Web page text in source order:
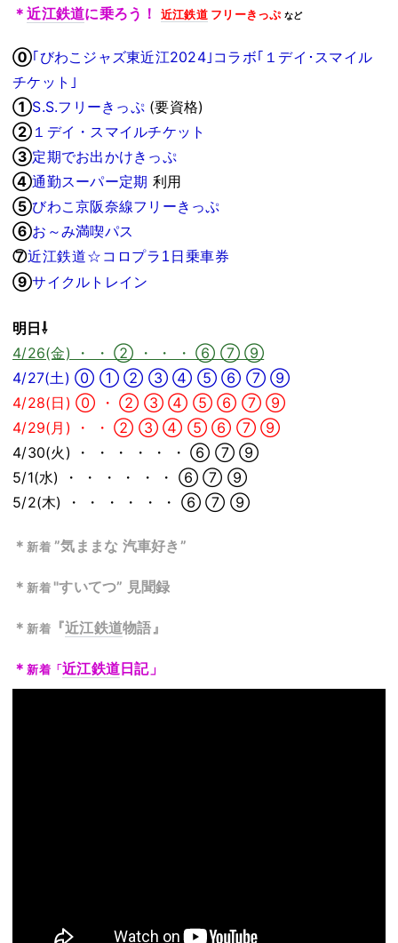
＊近江鉄道に乗ろう！ 近江鉄道 フリーきっぷ など
⓪｢びわこジャズ東近江2024｣コラボ｢１デイ･スマイル
チケット｣
①S.S.フリーきっぷ (要資格)
② １デイ・スマイルチケット
③定期でお出かけきっぷ
④通勤スーパー定期 利用
⑤びわこ京阪奈線フリーきっぷ
⑥お～み満喫パス
⑦近江鉄道☆コロプラ1日乗車券
⑨サイクルトレイン
明日⇩
4/26(金) ・ ・ ② ・ ・ ・ ⑥ ⑦ ⑨
4/27(土) ⓪ ① ② ③ ④ ⑤ ⑥ ⑦ ⑨
4/28(日) ⓪ ・ ② ③ ④ ⑤ ⑥ ⑦ ⑨
4/29(月) ・ ・ ② ③ ④ ⑤ ⑥ ⑦ ⑨
4/30(火) ・ ・ ・ ・ ・ ・ ⑥ ⑦ ⑨
5/1(水) ・ ・ ・ ・ ・ ・ ⑥ ⑦ ⑨
5/2(木) ・ ・ ・ ・ ・ ・ ⑥ ⑦ ⑨
＊ 新着”気ままな 汽車好き”
＊ 新着 "すいてつ” 見聞録
＊ 新着『近江鉄道物語』
＊新着「 近江鉄道日記」